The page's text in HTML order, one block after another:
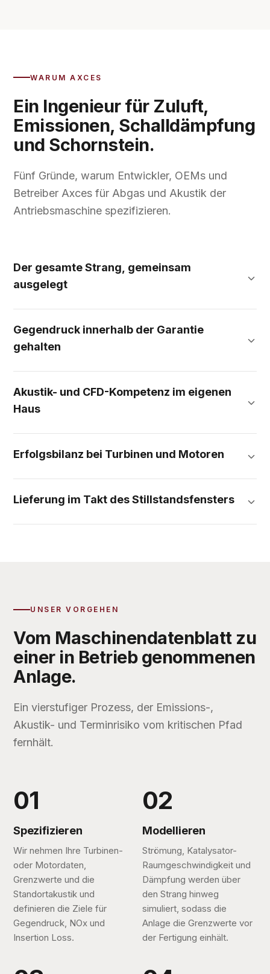
WARUM AXCES
Ein Ingenieur für Zuluft,
Emissionen, Schalldämpfung
und Schornstein.
Fünf Gründe, warum Entwickler, OEMs und
Betreiber Axces für Abgas und Akustik der
Antriebsmaschine spezifizieren.
Der gesamte Strang, gemeinsam
ausgelegt
Gegendruck innerhalb der Garantie
gehalten
Akustik- und CFD-Kompetenz im eigenen
Haus
Erfolgsbilanz bei Turbinen und Motoren
Lieferung im Takt des Stillstandsfensters
UNSER VORGEHEN
Vom Maschinendatenblatt zu
einer in Betrieb genommenen
Anlage.
Ein vierstufiger Prozess, der Emissions-,
Akustik- und Terminrisiko vom kritischen Pfad
fernhält.
Spezifizieren
Wir nehmen Ihre Turbinen-
oder Motordaten,
Grenzwerte und die
Standortakustik und
definieren die Ziele für
Gegendruck, NOx und
Insertion Loss.
Modellieren
Strömung, Katalysator-
Raumgeschwindigkeit und
Dämpfung werden über
den Strang hinweg
simuliert, sodass die
Anlage die Grenzwerte vor
der Fertigung einhält.